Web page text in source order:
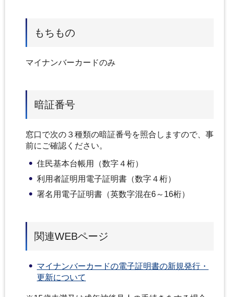
もちもの
マイナンバーカードのみ
暗証番号
窓口で次の３種類の暗証番号を照合しますので、事
前にご確認ください。
住民基本台帳用（数字４桁）
利用者証明用電子証明書（数字４桁）
署名用電子証明書（英数字混在6～16桁）
関連WEBページ
マイナンバーカードの電子証明書の新規発行・
更新について